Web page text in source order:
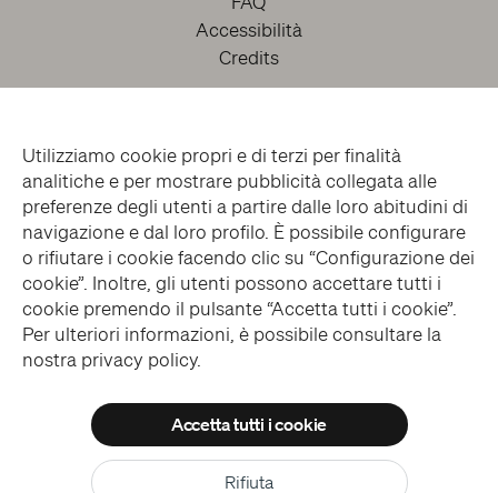
Utilizziamo cookie propri e di terzi per finalità
analitiche e per mostrare pubblicità collegata alle
preferenze degli utenti a partire dalle loro abitudini di
navigazione e dal loro profilo. È possibile configurare
o rifiutare i cookie facendo clic su “Configurazione dei
cookie”. Inoltre, gli utenti possono accettare tutti i
cookie premendo il pulsante “Accetta tutti i cookie”.
Per ulteriori informazioni, è possibile consultare la
nostra privacy policy.
Rifiuta
Accetta tutti i cookie
Consenti tutti
Iscriviti alla Newsletter
Accessibilità
Credits
facebooktwitteryoutubeinstagram
© MUSEO CAPPELLA SANSEVERO > ALL RIGHTS RESERVED
WEBSITE DESIGN > BLUELABS